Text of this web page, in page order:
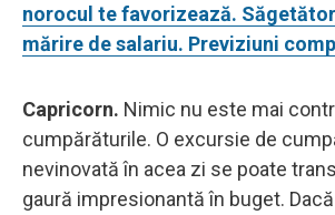
norocul te favorizează.
mărire de salariu. Previziuni
Capricorn. Nimic nu este mai
cumpărăturile. O excursie de
nevinovată în acea zi se poate
gaură impresionantă în buget.